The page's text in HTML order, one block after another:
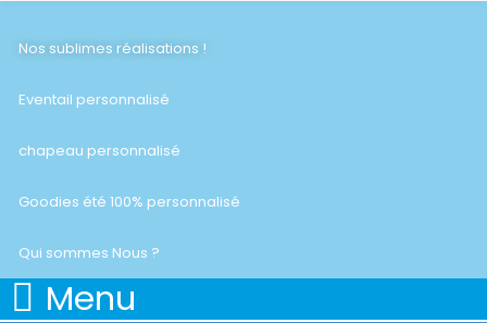
Nos sublimes réalisations !
Eventail personnalisé
chapeau personnalisé
Goodies été 100% personnalisé
Qui sommes Nous ?
Menu